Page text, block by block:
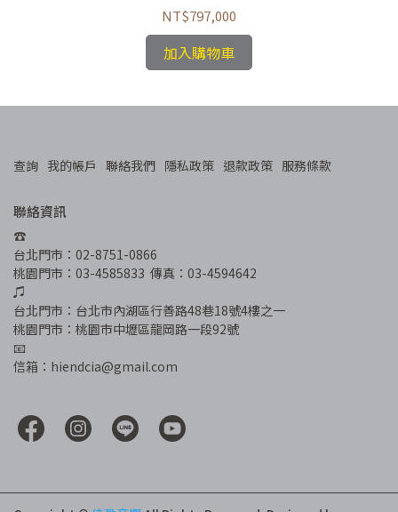
NT$797,000
加入購物車
查詢 我的帳戶 聯絡我們 隱私政策 退款政策 服務條款
聯絡資訊
☎︎
台北門市：02-8751-0866
桃園門市：03-4585833  傳真：03-4594642
♫
台北門市：台北市內湖區行善路48巷18號4樓之一
桃園門市：桃園市中壢區龍岡路一段92號
📧
信箱：hiendcia@gmail.com